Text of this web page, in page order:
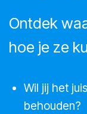
Ontdek
hoe je ze
Wil jij het
behouden?